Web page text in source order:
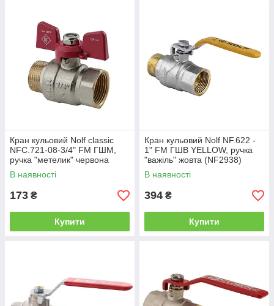
Кран кульовий Nolf classic
NFC.721-08-3/4" FM ГШМ,
ручка "метелик" червона
(NF3127)
В наявності
173 ₴
Купити
Кран кульовий Nolf NF.622 -
1" FM ГШВ YELLOW, ручка
"важіль" жовта (NF2938)
В наявності
394 ₴
Купити